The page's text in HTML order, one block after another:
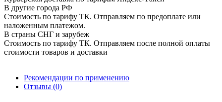
В другие города РФ
Стоимость по тарифу ТК. Отправляем по предоплате или
наложенным платежом.
В страны СНГ и зарубеж
Стоимость по тарифу ТК. Отправляем после полной оплаты
стоимости товаров и доставки
Рекомендации по применению
Отзывы (0)